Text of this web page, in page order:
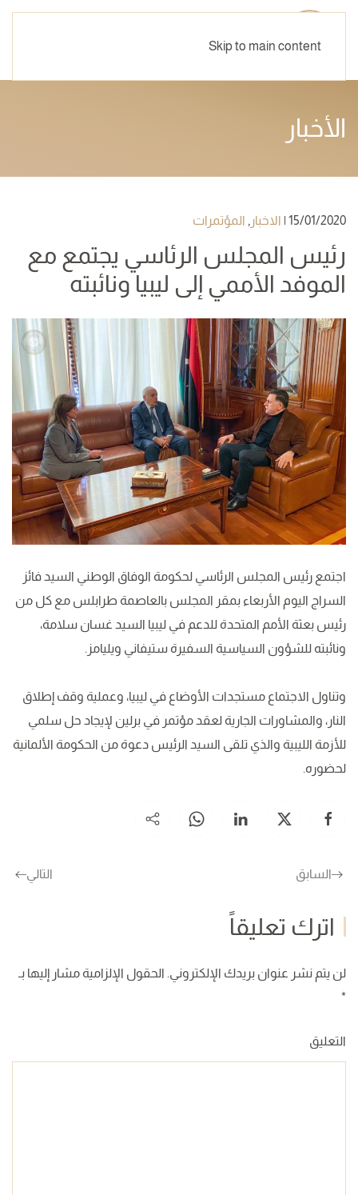
Skip to main content
الأخبار
15/01/2020
| الاخبار , المؤتمرات
رئيس المجلس الرئاسي يجتمع مع
الموفد الأممي إلى ليبيا ونائبته
اجتمع رئيس المجلس الرئاسي لحكومة الوفاق الوطني السيد فائز
السراج اليوم الأربعاء بمقر المجلس بالعاصمة طرابلس مع كل من
رئيس بعثة الأمم المتحدة للدعم في ليبيا السيد غسان سلامة،
ونائبته للشؤون السياسية السفيرة ستيفاني ويليامز.
وتناول الاجتماع مستجدات الأوضاع في ليبيا، وعملية وقف إطلاق
النار، والمشاورات الجارية لعقد مؤتمر في برلين لإيجاد حل سلمي
للأزمة الليبية والذي تلقى السيد الرئيس دعوة من الحكومة الألمانية
لحضوره.
السابق التالي
اترك تعليقاً
لن يتم نشر عنوان بريدك الإلكتروني. الحقول الإلزامية مشار إليها بـ
*
التعليق